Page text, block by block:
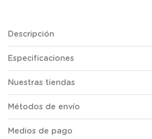
Descripción
Especificaciones
Nuestras tiendas
Métodos de envío
Medios de pago